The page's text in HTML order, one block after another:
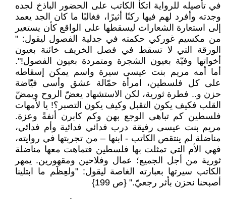
في تأصيله للرواية اتكأ الكاتب على الحضور الباذخ لجده
وجدته وأفرد لهم فيها ركنًا أثيرًا، فغالبًا ما كان الجد يعمد
إلى استعارة الشعارات ليسقطها على الواقع كأن يستعير
من مكسيم غوركي حكمته في جدلية الفصول ليقول: "
الورقة التي لا تسقط في فصل الخريف خائنة بعيون
أخواتها وفيّة بعيون الشجرة ومتمردة بعيون الفصول!".
أما أمه مريم بنت عيسى سيرة واسم يمكن إسقاطه
على كل فلسطين، امرأة حمّالة عشق وأسى فيّاضة
حزن و.. فطرة ثورية، لكن الاستشهاد يعضّ الروح ويمضّ
القلب فكيف يكون التقبل وكيف يكون التصبر؟! يا لأمهات
فلسطين كم تباهى الوجع بهن وكم كابرن أنفةً وعزة.
مريم بنت عيسى رفيقة درب فدائي فدائية وأم فدائي،
مناضلة لم ينتقص الكاتب - ابنها – من تجربتها في روايته،
فهي الأم التي تمثلت بها فلسطين فتماهت معها مناضلة
ثورية من أجل الجميع؛ عمال وفلاحين ومقهورين. يمهر
الكاتب سيرتها بعبارته الغاصة ليقول: "ولعِظَم ما ابتلينا
أصبحنا نحزن بأثر رجعيّ." {ص 199}